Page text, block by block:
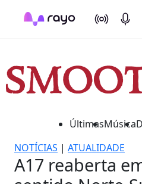
On Air
ÚltimasMúsica
NOTÍCIAS | ATUALIDADE
A17 reaberta